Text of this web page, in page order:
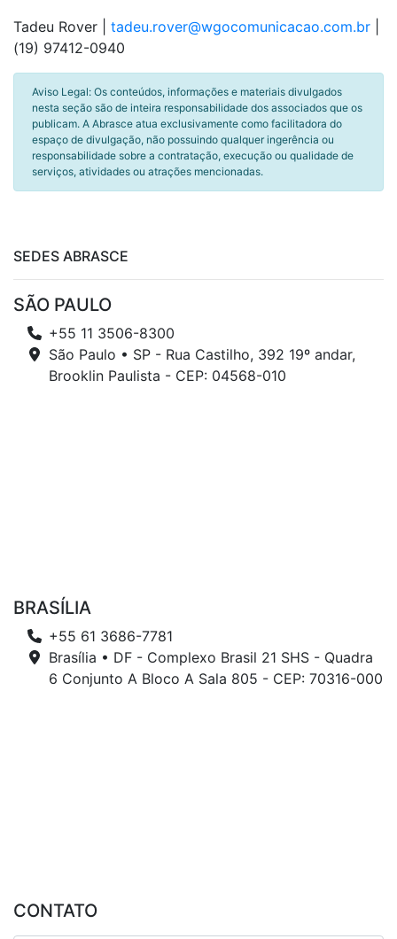
Tadeu Rover | tadeu.rover@wgocomunicacao.com.br
(19) 97412-0940
Aviso Legal: Os conteúdos, informações e materiais divulgados
nesta seção são de inteira responsabilidade dos associados que os
publicam. A Abrasce atua exclusivamente como facilitadora do
espaço de divulgação, não possuindo qualquer ingerência ou
responsabilidade sobre a contratação, execução ou qualidade de
serviços, atividades ou atrações mencionadas.
SEDES ABRASCE
SÃO PAULO
+55 11 3506-8300
São Paulo • SP - Rua Castilho, 392 19º andar,
Brooklin Paulista - CEP: 04568-010
BRASÍLIA
+55 61 3686-7781
Brasília • DF - Complexo Brasil 21 SHS - Quadra
6 Conjunto A Bloco A Sala 805 - CEP: 70316-000
CONTATO